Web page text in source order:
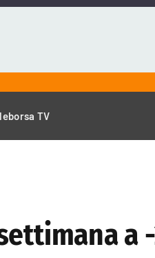
TV
a -